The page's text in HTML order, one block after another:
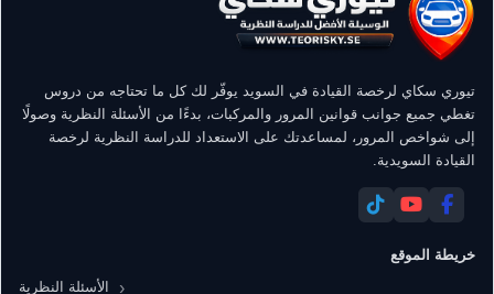
تيوري سكاي لرخصة القيادة في السويد يوفّر لك كل ما تحتاجه من دروس
تغطي جميع جوانب قوانين المرور والمركبات، بدءًا من الأسئلة النظرية وصولًا
إلى شواخص المرور، لمساعدتك على الاستعداد للدراسة النظرية لرخصة
القيادة السويدية.
خريطة الموقع
الأسئلة النظرية